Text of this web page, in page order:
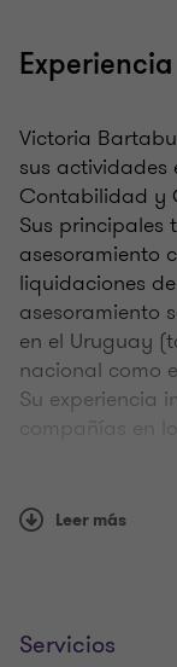
Experiencia
Victoria
sus actividades
Contabilidad y
Sus principales
asesoramiento
liquidaciones
asesoramiento
en el Uruguay
nacional como
Su experiencia
compañías en
Trading
Leer más
Servicios